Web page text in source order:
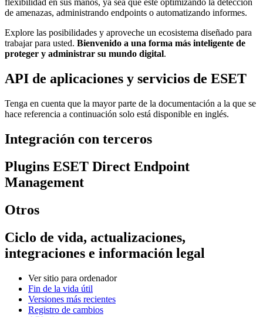
flexibilidad en sus manos, ya sea que esté optimizando la detección
de amenazas, administrando endpoints o automatizando informes.
Explore las posibilidades y aproveche un ecosistema diseñado para
trabajar para usted. Bienvenido a una forma más inteligente de
proteger y administrar su mundo digital.
API de aplicaciones y servicios de ESET
Tenga en cuenta que la mayor parte de la documentación a la que se
hace referencia a continuación solo está disponible en inglés.
Integración con terceros
Plugins ESET Direct Endpoint
Management
Otros
Ciclo de vida, actualizaciones,
integraciones e información legal
Ver sitio para ordenador
Fin de la vida útil
Versiones más recientes
Registro de cambios